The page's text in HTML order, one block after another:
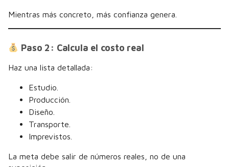
Mientras más concreto, más confianza genera.
Paso 2: Calcula el costo real
Haz una lista detallada:
Estudio.
Producción.
Diseño.
Transporte.
Imprevistos.
La meta debe salir de números reales, no de una